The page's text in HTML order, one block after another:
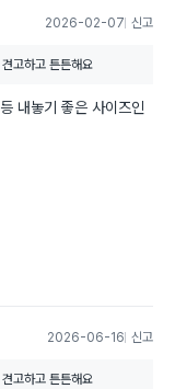
2026-02-07 신고
견고하고 튼튼해요
내놓기 좋은 사이즈인
2026-06-16 신고
견고하고 튼튼해요